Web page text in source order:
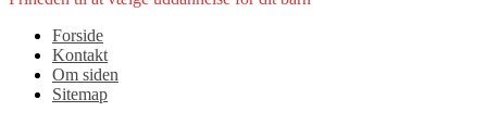
Forside
Kontakt
Om siden
Sitemap